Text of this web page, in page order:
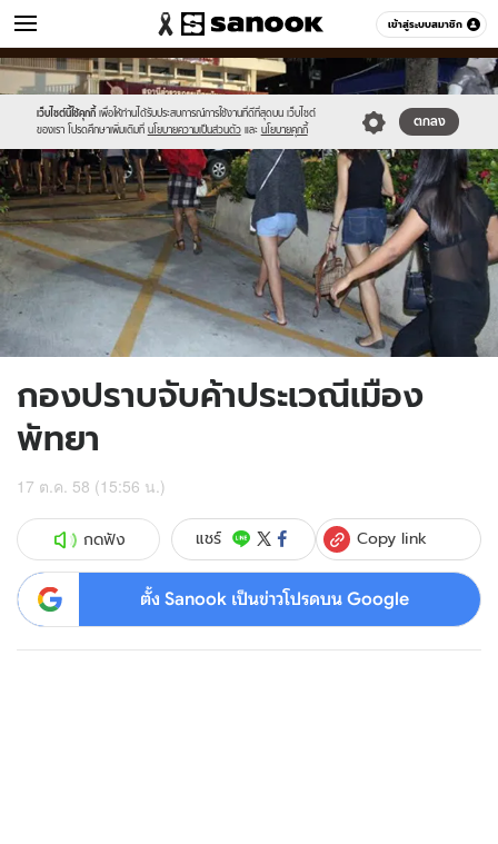
เข้าสู่ระบบสมาชิก
ข่าว หมวดอื่นๆ
เว็บไซต์นี้ใช้คุกกี้ เพื่อให้ท่านได้รับประสบการณ์การใช้งานที่ดีที่สุดบน เว็บไซต์
ของเรา โปรดศึกษาเพิ่มเติมที่ นโยบายความเป็นส่วนตัว และ นโยบายคุกกี้
ตกลง
Sanook
//s.isanook.com/sr/0/images/logo-
new-
sanook.png
600
60
//s.isanook.com/ns/0/ud/376/1884134/653060-
01.jpg
กองปราบจับค้าประเวณีเมือง
พัทยา
17 ต.ค. 58 (15:56 น.)
กดฟัง แชร์ Copy link
ตั้ง Sanook เป็นข่าวโปรดบน Google